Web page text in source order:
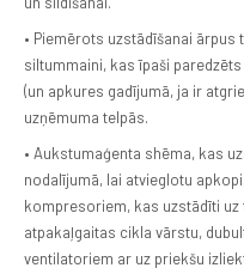
• Piemērots uzstādīšanai
siltummaini, kas īpaši
(un apkures gadījumā, ja ir
uzņēmuma telpās.
• Aukstumaģenta shēma, kas
nodalījumā, lai atvieglotu
kompresoriem, kas uzstādīti
atpakaļgaitas cikla vārstu,
ventilatoriem ar uz priekšu